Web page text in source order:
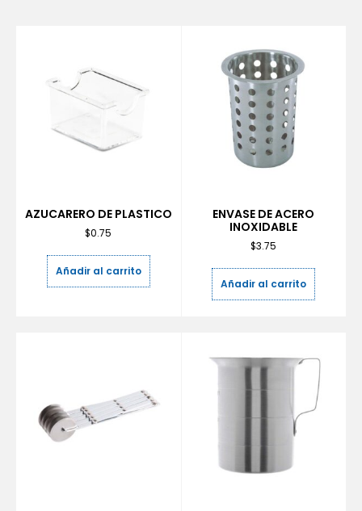
AZUCARERO DE PLASTICO
$0.75
Añadir al carrito
ENVASE DE ACERO
INOXIDABLE
$3.75
Añadir al carrito